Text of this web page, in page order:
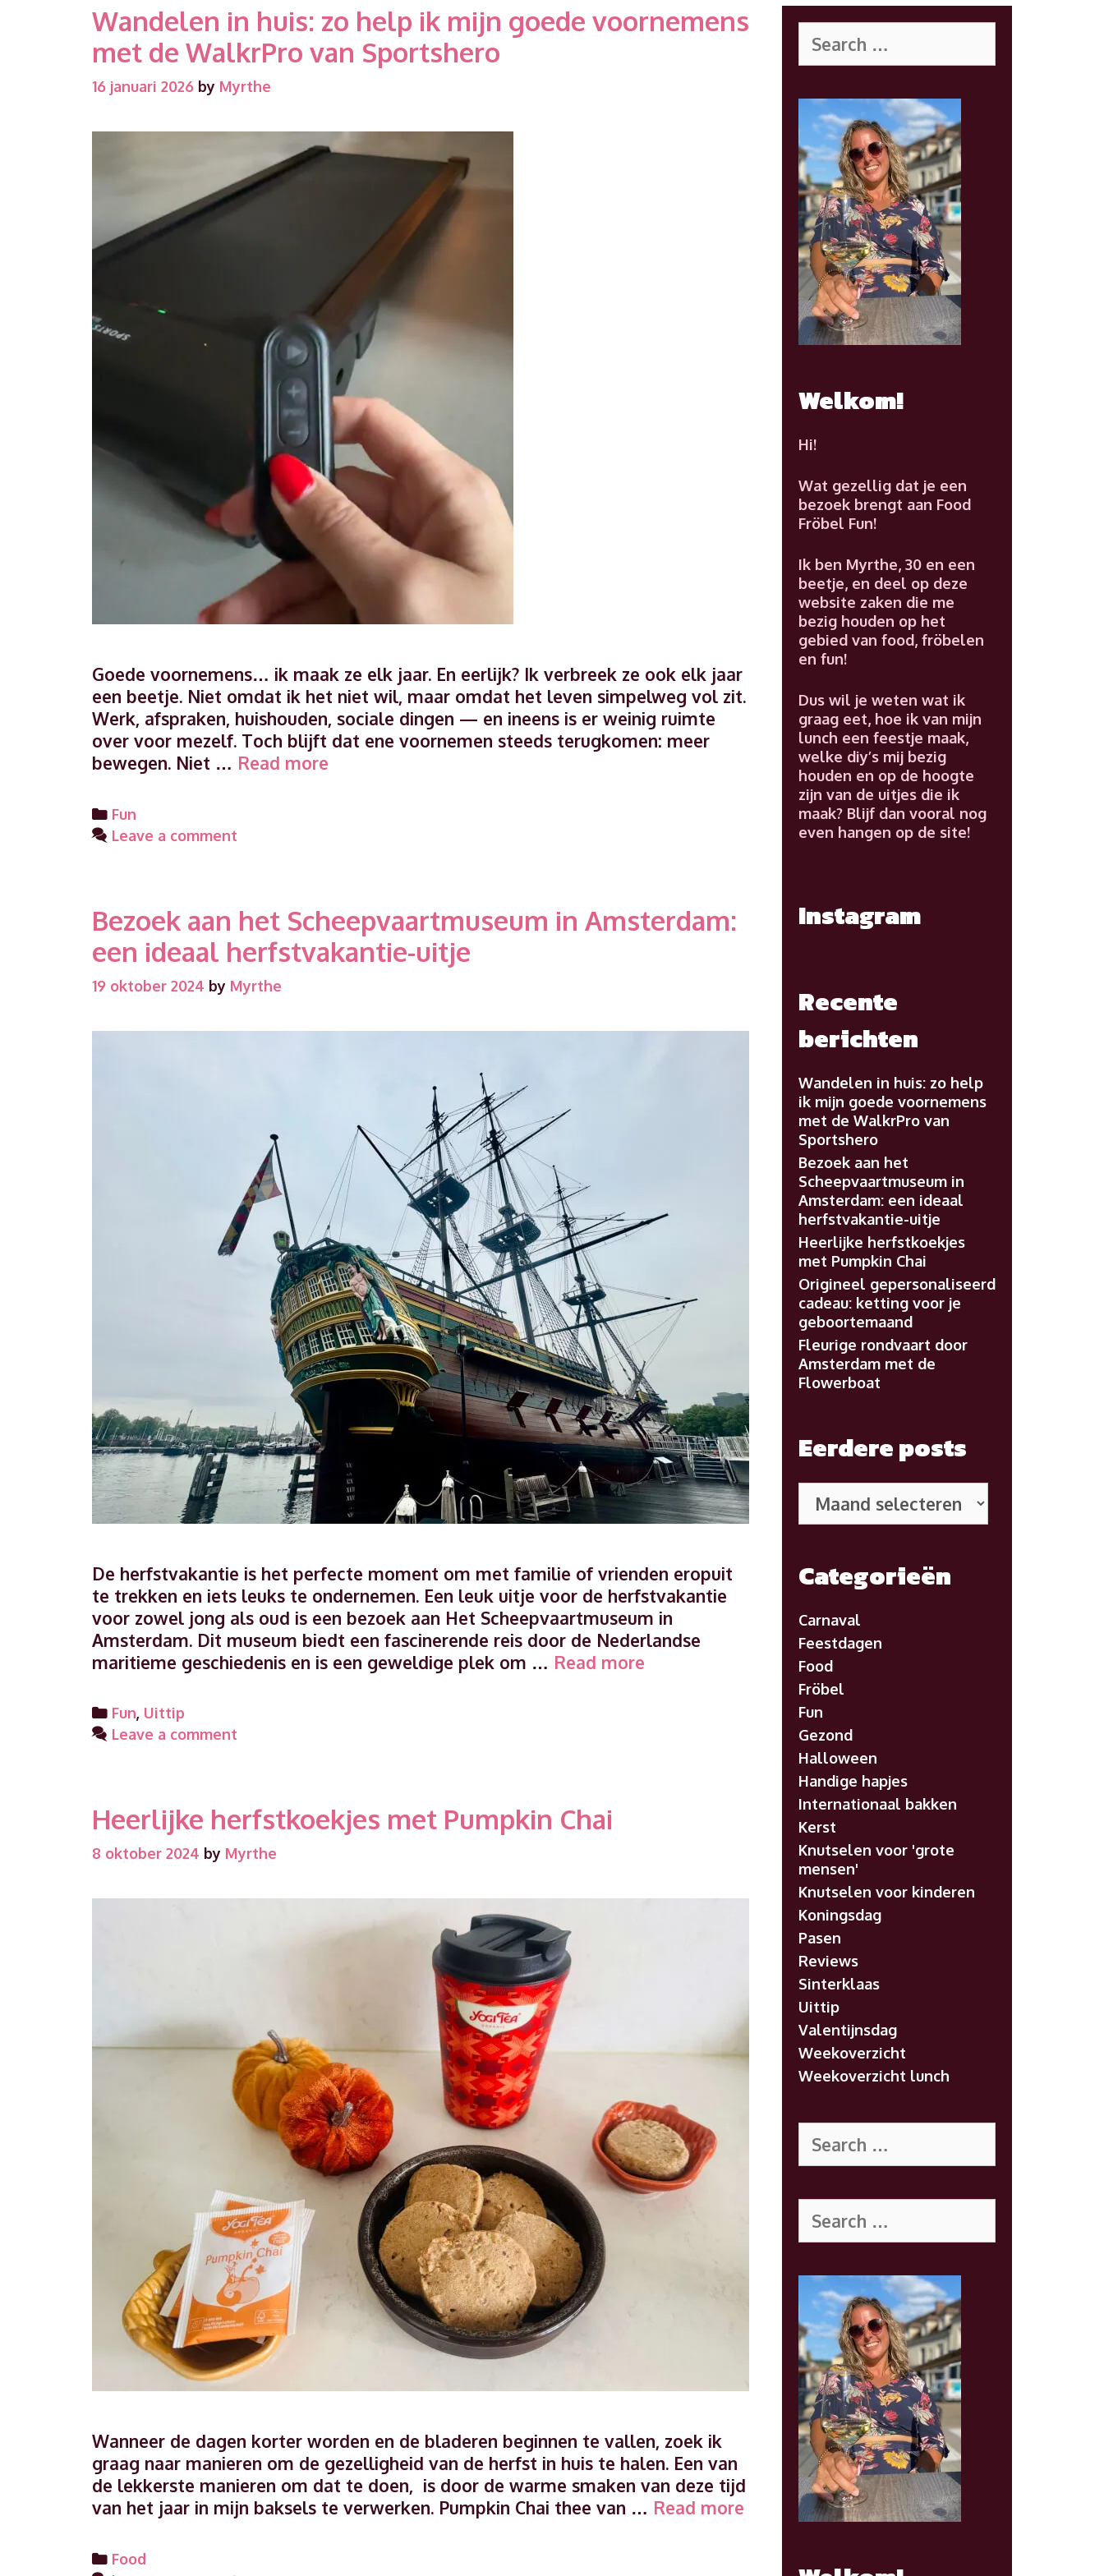
Wandelen in huis: zo help ik mijn goede voornemens
met de WalkrPro van Sportshero
16 januari 2026 by Myrthe
Goede voornemens… ik maak ze elk jaar. En eerlijk? Ik verbreek ze ook elk jaar
een beetje. Niet omdat ik het niet wil, maar omdat het leven simpelweg vol zit.
Werk, afspraken, huishouden, sociale dingen — en ineens is er weinig ruimte
over voor mezelf. Toch blijft dat ene voornemen steeds terugkomen: meer
bewegen. Niet … Read more
goede
voornemens
met
van
Categories
Fun
Leave a comment
Bezoek aan het Scheepvaartmuseum in Amsterdam:
een ideaal herfstvakantie-uitje
19 oktober 2024 by Myrthe
De herfstvakantie is het perfecte moment om met familie of vrienden eropuit
te trekken en iets leuks te ondernemen. Een leuk uitje voor de herfstvakantie
voor zowel jong als oud is een bezoek aan Het Scheepvaartmuseum in
Amsterdam. Dit museum biedt een fascinerende reis door de Nederlandse
maritieme geschiedenis en is een geweldige plek om … Read more
Scheepvaartmuseum
Categories
Fun, Uittip
Leave a comment
Heerlijke herfstkoekjes met Pumpkin Chai
8 oktober 2024 by Myrthe
Wanneer de dagen korter worden en de bladeren beginnen te vallen, zoek ik
graag naar manieren om de gezelligheid van de herfst in huis te halen. Een van
de lekkerste manieren om dat te doen, is door de warme smaken van deze tijd
van het jaar in mijn baksels te verwerken. Pumpkin Chai thee van … Read more Heerlijke
herfstkoekjes
Categories
Food
for:
Welkom!
Hi!
Wat gezellig dat je een
bezoek brengt aan Food
Fröbel Fun!
Ik ben Myrthe, 30 en een
beetje, en deel op deze
website zaken die me
bezig houden op het
gebied van food, fröbelen
en fun!
Dus wil je weten wat ik
graag eet, hoe ik van mijn
lunch een feestje maak,
welke diy’s mij bezig
houden en op de hoogte
zijn van de uitjes die ik
maak? Blijf dan vooral nog
even hangen op de site!
Instagram
Recente
berichten
Wandelen in huis: zo help
ik mijn goede voornemens
met de WalkrPro van
Sportshero
Bezoek aan het
Scheepvaartmuseum in
Amsterdam: een ideaal
herfstvakantie-uitje
Heerlijke herfstkoekjes
met Pumpkin Chai
Origineel gepersonaliseerd
cadeau: ketting voor je
geboortemaand
Fleurige rondvaart door
Amsterdam met de
Flowerboat
Eerdere posts
posts
Categorieën
Carnaval
Feestdagen
Food
Fröbel
Fun
Gezond
Halloween
Handige hapjes
Internationaal bakken
Kerst
Knutselen voor 'grote
mensen'
Knutselen voor kinderen
Koningsdag
Pasen
Reviews
Sinterklaas
Uittip
Valentijnsdag
Weekoverzicht
Weekoverzicht lunch
for:
for: